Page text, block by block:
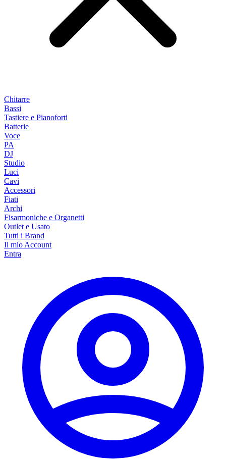
Chitarre
Bassi
Tastiere e Pianoforti
Batterie
Voce
PA
DJ
Studio
Luci
Cavi
Accessori
Fiati
Archi
Fisarmoniche e Organetti
Outlet e Usato
Tutti i Brand
Il mio Account
Entra